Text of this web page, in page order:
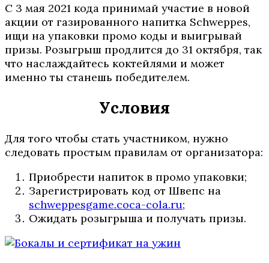
С 3 мая 2021 кода принимай участие в новой
акции от газированного напитка Schweppes,
ищи на упаковки промо коды и выигрывай
призы. Розыгрыш продлится до 31 октября, так
что наслаждайтесь коктейлями и может
именно ты станешь победителем.
Условия
Для того чтобы стать участником, нужно
следовать простым правилам от организатора:
Приобрести напиток в промо упаковки;
Зарегистрировать код от Швепс на
schweppesgame.coca-cola.ru;
Ожидать розыгрыша и получать призы.